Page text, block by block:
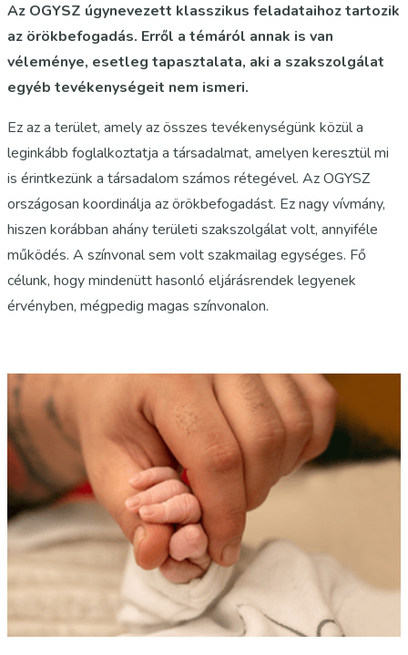
Az OGYSZ úgynevezett klasszikus feladataihoz tartozik
az örökbefogadás. Erről a témáról annak is van
véleménye, esetleg tapasztalata, aki a szakszolgálat
egyéb tevékenységeit nem ismeri.
Ez az a terület, amely az összes tevékenységünk közül a
leginkább foglalkoztatja a társadalmat, amelyen keresztül mi
is érintkezünk a társadalom számos rétegével. Az OGYSZ
országosan koordinálja az örökbefogadást. Ez nagy vívmány,
hiszen korábban ahány területi szakszolgálat volt, annyiféle
működés. A színvonal sem volt szakmailag egységes. Fő
célunk, hogy mindenütt hasonló eljárásrendek legyenek
érvényben, mégpedig magas színvonalon.